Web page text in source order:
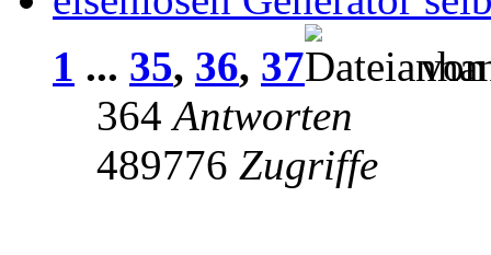
1 ... 35, 36, 37
364Antworten
489776 Zugriffe